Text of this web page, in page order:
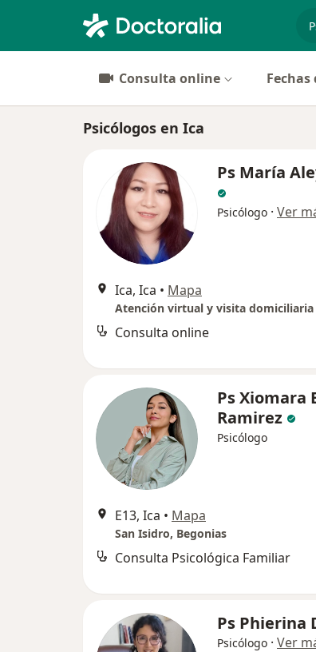
Consulta online
Psicólogos en Ica
Ps María
Psicólogo · Ver
Ica, Ica • Mapa
Atención virtual y visita domiciliaria
Consulta online
Ps Xiomara
Ramirez
Psicólogo
E13, Ica • Mapa
San Isidro, Begonias
Consulta Psicológica Familiar
Ps Phierina
Psicólogo · Ver